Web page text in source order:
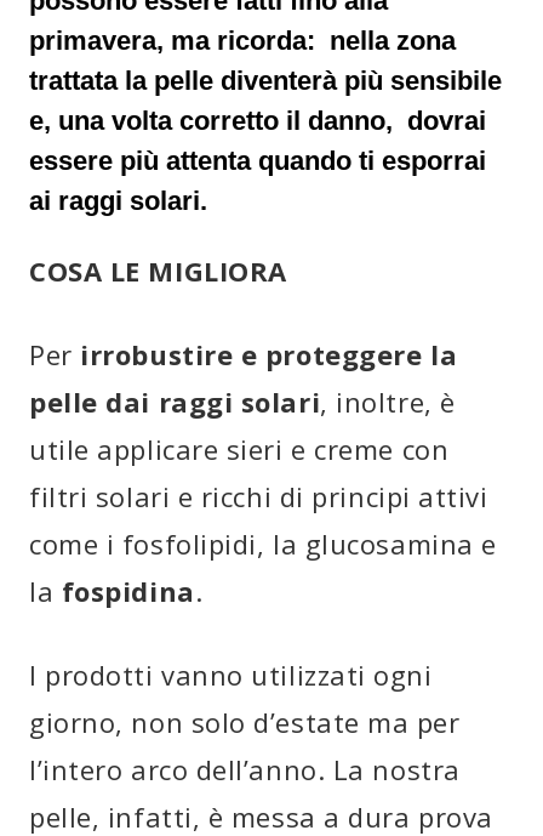
primavera, ma ricorda: nella zona
trattata la pelle diventerà più sensibile
e, una volta corretto il danno, dovrai
essere più attenta quando ti esporrai
ai raggi solari.
COSA LE MIGLIORA
Per irrobustire e proteggere la
pelle dai raggi solari, inoltre, è
utile applicare sieri e creme con
filtri solari e ricchi di principi attivi
come i fosfolipidi, la glucosamina e
la fospidina.
I prodotti vanno utilizzati ogni
giorno, non solo d’estate ma per
l’intero arco dell’anno. La nostra
pelle, infatti, è messa a dura prova